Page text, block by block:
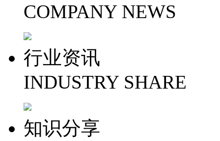
COMPANY NEWS
行业资讯
INDUSTRY SHARE
知识分享